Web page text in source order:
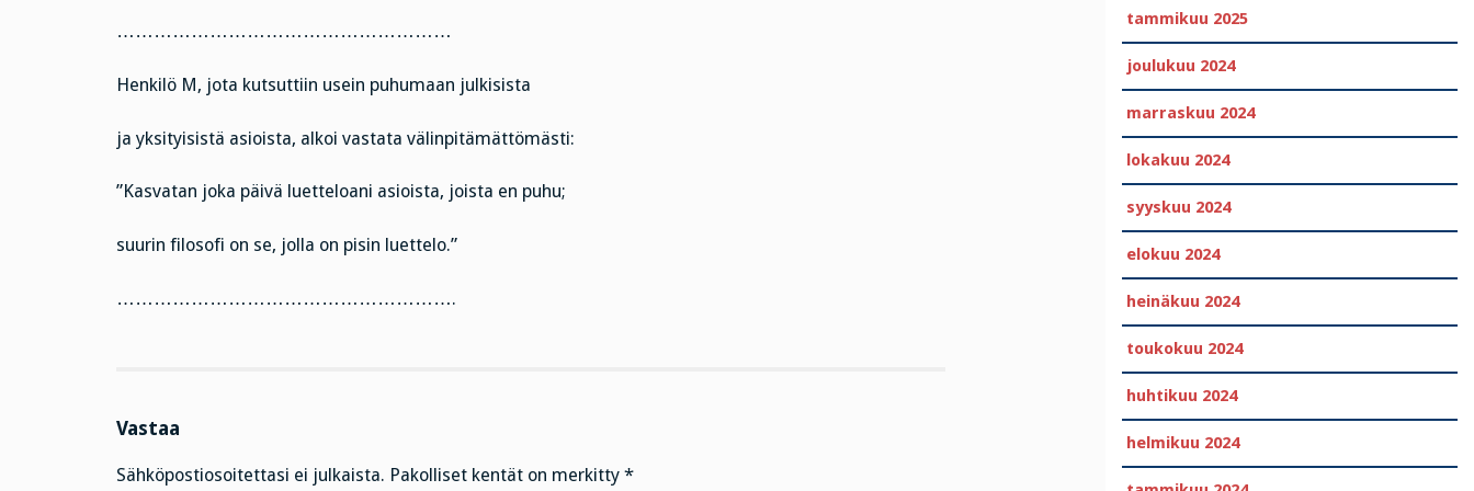
………………………………………………
Henkilö M, jota kutsuttiin usein puhumaan julkisista
ja yksityisistä asioista, alkoi vastata välinpitämättömästi:
”Kasvatan joka päivä luetteloani asioista, joista en puhu;
suurin filosofi on se, jolla on pisin luettelo.”
……………………………………………….
Vastaa
Sähköpostiosoitettasi ei julkaista. Pakolliset kentät on merkitty *
tammikuu 2025
joulukuu 2024
marraskuu 2024
lokakuu 2024
syyskuu 2024
elokuu 2024
heinäkuu 2024
toukokuu 2024
huhtikuu 2024
helmikuu 2024